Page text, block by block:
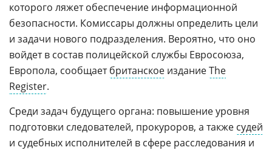
которого ляжет обеспечение информационной
безопасности. Комиссары должны определить цели
и задачи нового подразделения. Вероятно, что оно
войдет в состав полицейской службы Евросоюза,
Европола, сообщаетбританское изданиеThe
Register.
Среди задач будущего органа: повышение уровня
подготовки следователей, прокуроров, а также судей
и судебных исполнителей в сфере расследования и